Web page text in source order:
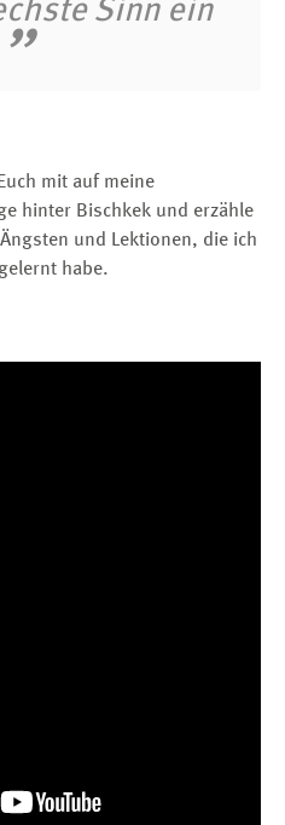
Sinn ein
mit auf meine
hinter Bischkek und erzähle
und Lektionen, die ich
habe.